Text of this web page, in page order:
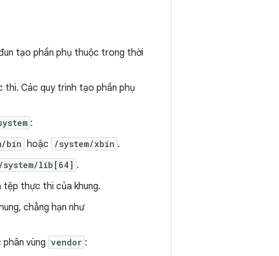
tạo phần phụ thuộc trong thời
Các quy trình tạo phần phụ
:
bin hoặc /system/xbin .
/system/lib[64] .
tệp thực thi của khung.
chẳng hạn như
vùng vendor :